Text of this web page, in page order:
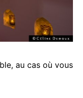
au cas où vous